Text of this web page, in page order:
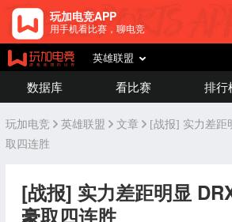
玩加电竞APP
用手机看比赛，聊电竞
英雄联盟
数据库 看比赛 排行
玩加电竞 英雄联盟 文章
[战报] 实力差距
取四连胜
[战报] 实力差距明显
豪取四连胜